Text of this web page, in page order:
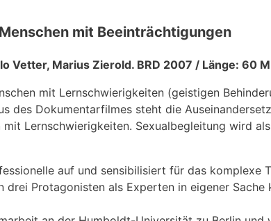
mit Beeinträchtigungen
Vetter, Marius Zierold. BRD 2007 / Länge: 60
mit Lernschwierigkeiten (geistigen
des Dokumentarfilmes steht die
Lernschwierigkeiten. Sexualbegleitung wird
auf und sensibilisiert für das komplexe
Protagonisten als Experten in eigener